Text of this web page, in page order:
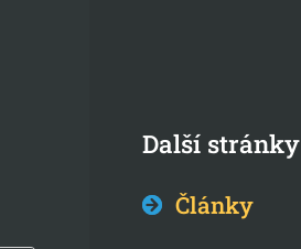
Další stránky
Články